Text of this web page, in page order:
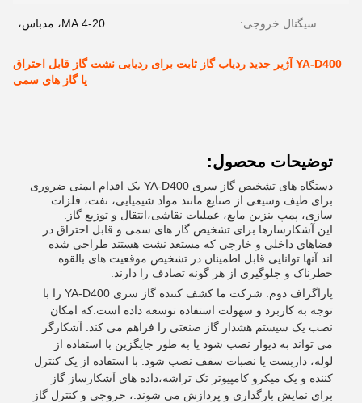
سیگنال خروجی: 4-20 MA، مدباس،
YA-D400 آژیر جدید ردیاب گاز ثابت برای ردیابی نشت گاز قابل احتراق
یا گاز های سمی
توضیحات محصول:
دستگاه های تشخیص گاز سری YA-D400 یک اقدام ایمنی ضروری
برای طیف وسیعی از صنایع مانند مواد شیمیایی، نفت، فلزات
سازی، پمپ بنزین مایع، عملیات نقاشی،انتقال و توزیع گاز.
این آشکارسازها برای تشخیص گاز های سمی و قابل احتراق در
فضاهای داخلی و خارجی که مستعد نشت هستند طراحی شده
اند.آنها توانایی قابل اطمینان در تشخیص موقعیت های بالقوه
خطرناک و جلوگیری از هر گونه تصادف را دارند.
پاراگراف دوم: شرکت ما کشف کننده گاز سری YA-D400 را با
توجه به کاربرد و سهولت استفاده توسعه داده است.که امکان
نصب یک سیستم هشدار گاز صنعتی را فراهم می کند. آشکارگر
می تواند به دیوار نصب شود یا به طور جایگزین با استفاده از
لوله، داربست یا نصبات سقف نصب شود. با استفاده از یک کنترل
کننده و یک میکرو کامپیوتر تک تراشه،داده های آشکارساز گاز
برای نمایش بارگذاری و پردازش می شوند.، خروجی و کنترل گاز